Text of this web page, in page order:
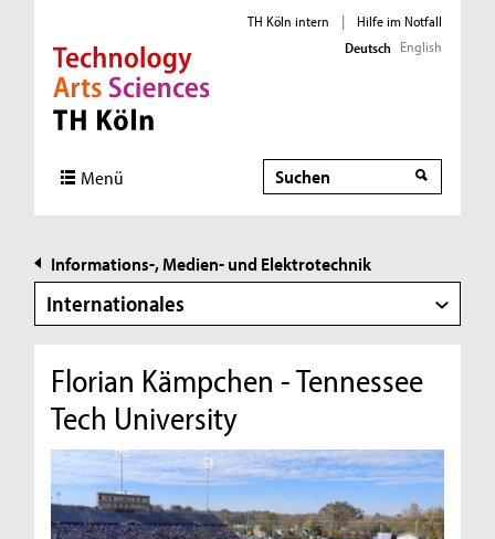
Direkt zur Hauptnavigation
Direkt zur Subnavigation
Direkt zum Inhalt
Direkt zum Fußbereich
TH Köln intern |
Hilfe im Notfall
Deutsch English
Menü Suche
Suche
Informations-, Medien- und Elektrotechnik
Internationales
Florian Kämpchen - Tennessee
Tech University